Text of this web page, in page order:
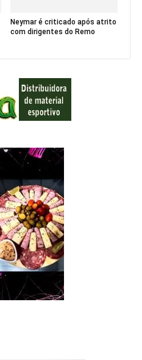
Neymar é criticado após atrito
com dirigentes do Remo